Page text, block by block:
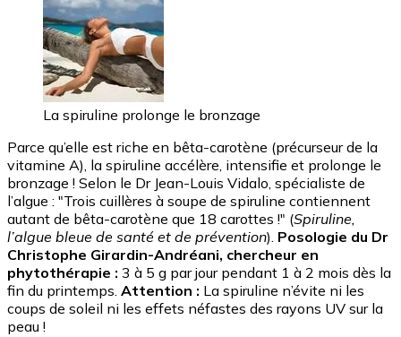
La spiruline prolonge le bronzage
Parce qu’elle est riche en bêta-carotène (précurseur de la
vitamine A), la spiruline accélère, intensifie et prolonge le
bronzage ! Selon le Dr Jean-Louis Vidalo, spécialiste de
l’algue : "Trois cuillères à soupe de spiruline contiennent
autant de bêta-carotène que 18 carottes !" (Spiruline,
l’algue bleue de santé et de prévention). Posologie du Dr
Christophe Girardin-Andréani, chercheur en
phytothérapie : 3 à 5 g par jour pendant 1 à 2 mois dès la
fin du printemps. Attention : La spiruline n’évite ni les
coups de soleil ni les effets néfastes des rayons UV sur la
peau !